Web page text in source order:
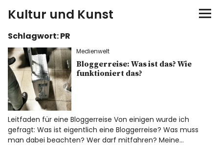
Kultur und Kunst
kultur & kunst
Ausstellungen
Spiele
Konzerte
Museen bei…
Schlagwort:PR
Medienwelt
Bloggerreise: Was ist das? Wie
funktioniert das?
Leitfaden für eine Bloggerreise Von einigen wurde ich
gefragt: Was ist eigentlich eine Bloggerreise? Was muss
man dabei beachten? Wer darf mitfahren? Meine…